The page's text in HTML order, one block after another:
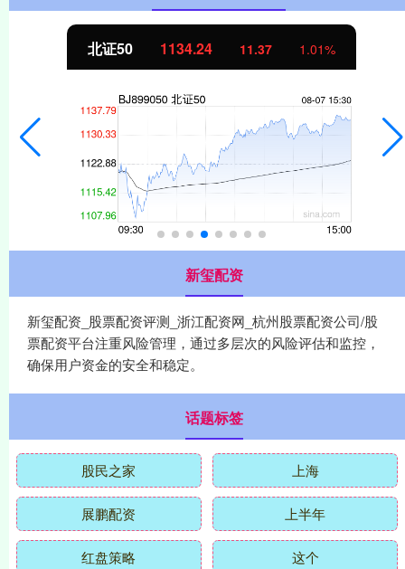
北证50 1134.24 11.37 1.01%
新玺配资
新玺配资_股票配资评测_浙江配资网_杭州股票配资公司/股
票配资平台注重风险管理，通过多层次的风险评估和监控，
确保用户资金的安全和稳定。
话题标签
股民之家 上海
展鹏配资 上半年
红盘策略 这个